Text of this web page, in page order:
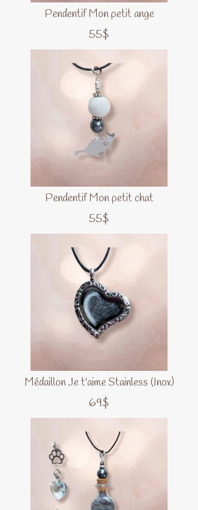
Pendentif Mon petit ange
55$
Pendentif Mon petit chat
55$
Médaillon Je t'aime Stainless (Inox)
69$